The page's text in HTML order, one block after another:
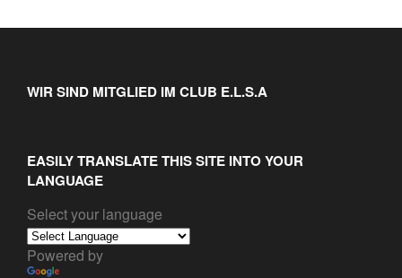
WIR SIND MITGLIED IM CLUB E.L.S.A
EASILY TRANSLATE THIS SITE INTO YOUR
LANGUAGE
Select your language
Powered by